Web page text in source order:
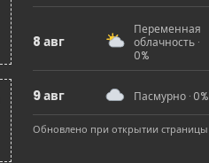
8 авг
Переменная
облачность ·
0%
9 авг Пасмурно · 0%
Обновлено при открытии страницы